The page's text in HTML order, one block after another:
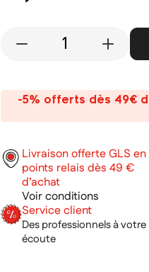
- +
-5% offerts dès 49€
Livraison offerte GLS en
points relais dès 49 €
d’achat
Voir conditions
Service client
Des professionnels à votre
écoute